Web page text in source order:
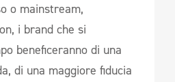
o mainstream,
i brand che si
beneficeranno di una
di una maggiore fiducia